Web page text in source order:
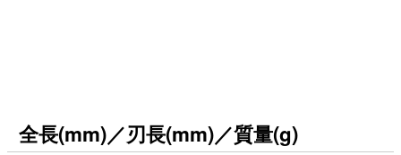
全長(mm)／刃長(mm)／質量(g)